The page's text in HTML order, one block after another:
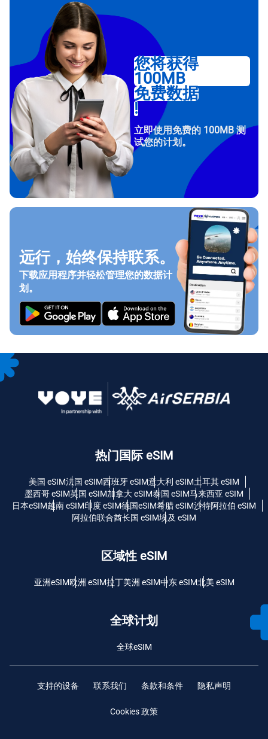
您将获得
100MB
免费数据
!
立即使用免费的 100MB 测
试您的计划。
远行，始终保持联系。
下载应用程序并轻松管理您的数据计
划。
热门国际 eSIM
美国 eSIM法国 eSIM西班牙 eSIM意大利 eSIM土耳其 eSIM
墨西哥 eSIM英国 eSIM加拿大 eSIM泰国 eSIM马来西亚 eSIM
日本eSIM越南 eSIM印度 eSIM德国eSIM希腊 eSIM沙特阿拉伯 eSIM
阿拉伯联合酋长国 eSIM埃及 eSIM
区域性 eSIM
亚洲eSIM欧洲 eSIM拉丁美洲 eSIM中东 eSIM北美 eSIM
全球计划
全球eSIM
支持的设备 联系我们 条款和条件 隐私声明
Cookies 政策